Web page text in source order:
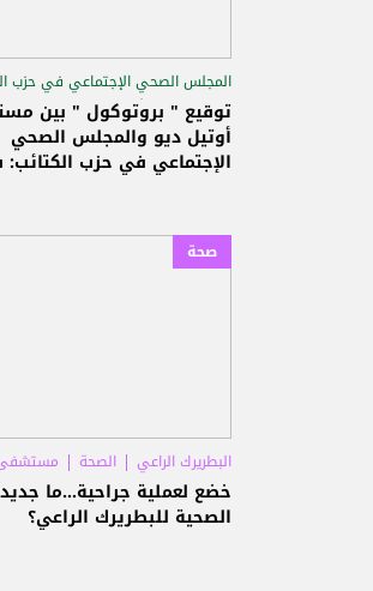
مستشفى أوتيل ديو
الطب
توقيع " بروتوكول " بين
أوتيل ديو والمجلس الصحي
الإجتماعي في حزب
صحة
البطريرك الراعي الصحة مستشفى
خضع لعملية جراحية...ما جديد
الصحية للبطريرك الراعي؟